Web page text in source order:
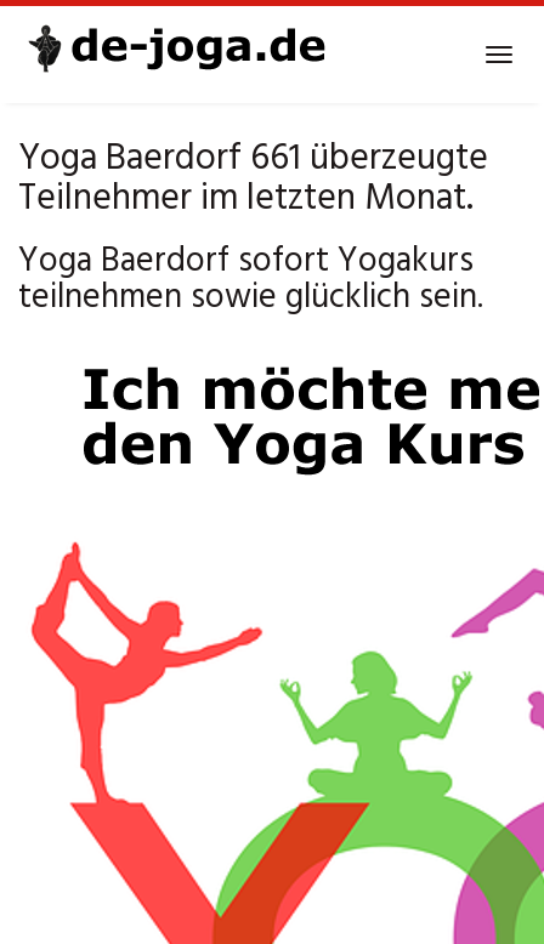
Yoga Baerdorf 661 überzeugte
Teilnehmer im letzten Monat.
Yoga Baerdorf sofort Yogakurs
teilnehmen sowie glücklich sein.